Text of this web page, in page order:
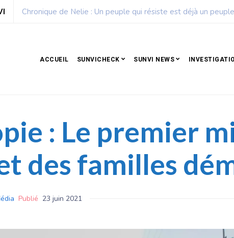
Sport : La Fédération
ACCUEIL SUNVICHECK SUNVI NEWS
: Le premier
des familles
Publié 23 juin 2021